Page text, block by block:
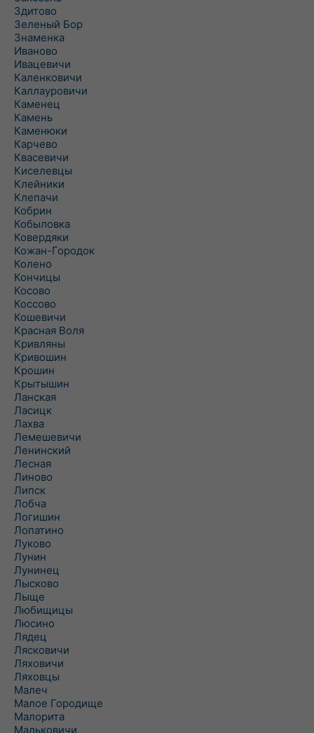
Здитово
Зеленый Бор
Знаменка
Иваново
Ивацевичи
Каленковичи
Каллауровичи
Каменец
Камень
Каменюки
Карчево
Квасевичи
Киселевцы
Клейники
Клепачи
Кобрин
Кобыловка
Ковердяки
Кожан-Городок
Колено
Кончицы
Косово
Коссово
Кошевичи
Красная Воля
Кривляны
Кривошин
Крошин
Крытышин
Ланская
Ласицк
Лахва
Лемешевичи
Ленинский
Лесная
Линово
Липск
Лобча
Логишин
Лопатино
Луково
Лунин
Лунинец
Лысково
Лыще
Любищицы
Люсино
Лядец
Лясковичи
Ляховичи
Ляховцы
Малеч
Малое Городище
Малорита
Мальковичи